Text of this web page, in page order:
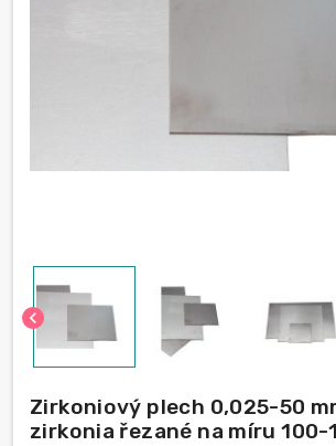
chevron_left
Zirkoniový plech 0,025-50
zirkonia řezané na míru 100-